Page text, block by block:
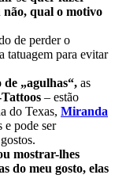
não, qual o motivo
de perder o
tatuagem para evitar
de „agulhas“, as
– estão
do Texas, Miranda
e pode ser
mostrar-lhes
do meu gosto, elas